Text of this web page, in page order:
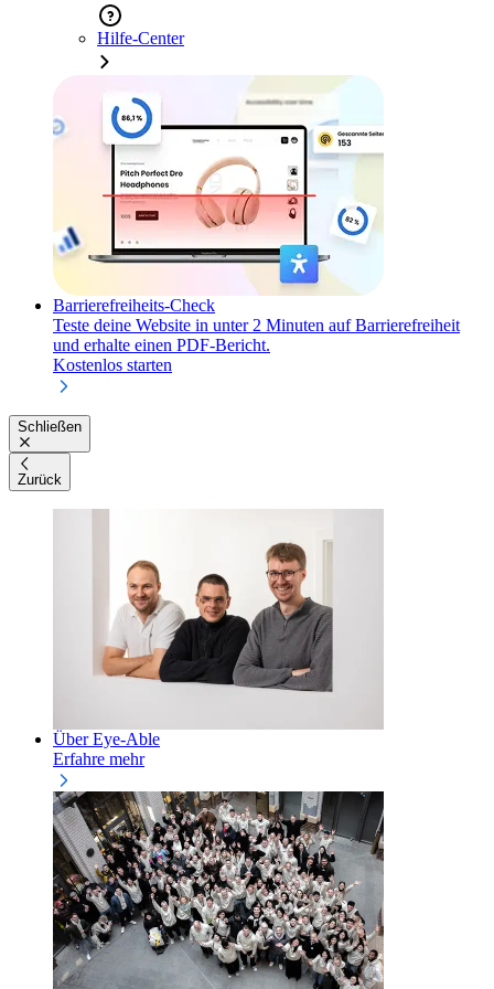
Hilfe-Center
Barrierefreiheits-Check
Teste deine Website in unter 2 Minuten auf Barrierefreiheit
und erhalte einen PDF-Bericht.
Kostenlos starten
Schließen
Zurück
Über Eye-Able
Erfahre mehr